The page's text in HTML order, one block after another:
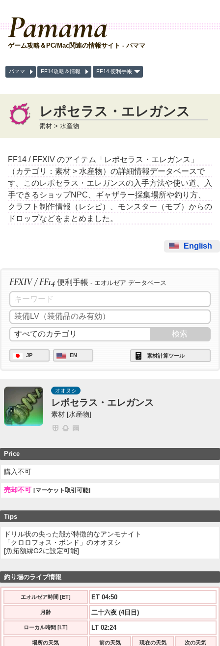
Pamama
ゲーム攻略＆PC/Mac関連の情報サイト - パママ
パママ FF14攻略＆情報 FF14 便利手帳
レポセラス・エレガンス
素材 > 水産物
FF14 / FFXIV のアイテム「レポセラス・エレガンス」
（カテゴリ：素材 > 水産物）の詳細情報データベースで
す。このレポセラス・エレガンスの入手方法や使い道、入
手できるショップNPC、ギャザラー採集場所や釣り方、
クラフト制作情報（レシピ）、モンスター（モブ）からの
ドロップなどをまとめました。
English
FFXIV / FF14 便利手帳 - エオルゼア データベース
JP EN 素材計算ツール
オオヌシ
レポセラス・エレガンス
素材 [水産物]
Price
購入不可
売却不可 [マーケット取引可能]
Tips
ドリル状の尖った殻が特徴的なアンモナイト
「クロロフォス・ポンド」のオオヌシ
[魚拓額縁G2に設定可能]
釣り場のライブ情報
エオルゼア時間 [ET] ET 04:50
月齢 二十六夜 (4日目)
ローカル時間 [LT] LT 02:24
場所の天気 前の天気 現在の天気 次の天気